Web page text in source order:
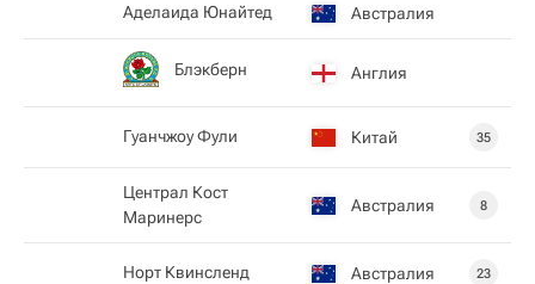
Аделаида Юнайтед Австралия
Блэкберн Англия
Гуанчжоу Фули Китай 35
Централ Кост
Маринерс
Австралия 8
Норт Квинсленд Австралия 23